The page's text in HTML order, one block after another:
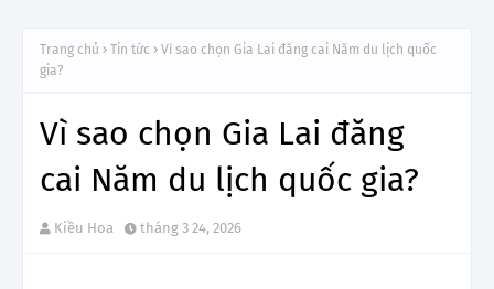
Trang chủ Tin tức
Vì sao chọn Gia Lai đăng cai Năm du lịch quốc
gia?
Vì sao chọn Gia Lai đăng
cai Năm du lịch quốc gia?
Kiều Hoa tháng 3 24, 2026